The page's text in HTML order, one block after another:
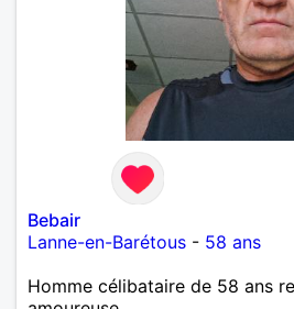
Bebair
Lanne-en-Barétous - 58 ans
Homme célibataire de 58 ans